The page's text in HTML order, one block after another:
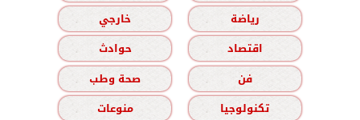
رياضة
خارجي
اقتصاد
حوادث
فن
صحة وطب
تكنولوجيا
منوعات